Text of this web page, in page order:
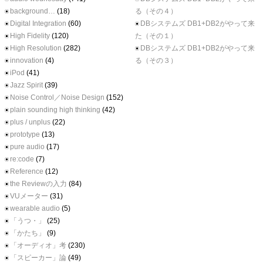
background… (18)
Digital Integration (60)
High Fidelity (120)
High Resolution (282)
innovation (4)
iPod (41)
Jazz Spirit (39)
Noise Control／Noise Design (152)
plain sounding high thinking (42)
plus / unplus (22)
prototype (13)
pure audio (17)
re:code (7)
Reference (12)
the Reviewの入力 (84)
VUメーター (31)
wearable audio (5)
「うつ・」
(25)
「かたち」
(9)
「オーディオ」考 (230)
「スピーカー」論 (49)
る（その４）
DBシステムズ DB1+DB2がやって来
た（その１）
DBシステムズ DB1+DB2がやって来
る（その３）